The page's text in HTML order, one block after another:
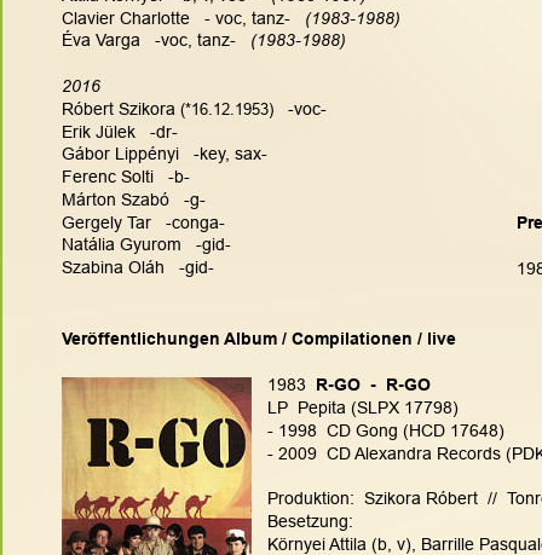
1983
  R-GO  -  R-GO
LP  Pepita (SLPX 17798)
- 1998  CD Gong (HCD 17648)
- 2009  CD Alexandra Records
Produktion:  Szikora Róbert  //
Besetzung:
Környei Attila (b, v), Barrille
Clavier Charlotte   - voc, tanz-
(1983-1988)
Éva Varga   -voc, tanz-
(1983-1988)
2016
Róbert Szikora (*16.12.1953)
   -voc-
Erik Jülek   -dr-
Gábor Lippényi   -key, sax-
Ferenc Solti   -b-
Márton Szabó   -g-
Gergely Tar   -conga-
Natália Gyurom   -gid-
Szabina Oláh   -gid-
Veröffentlichungen Album / Compilationen / live